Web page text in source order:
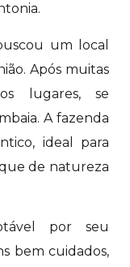
um local
Após muitas
lugares, se
A fazenda
ideal para
de natureza
por seu
bem cuidados,